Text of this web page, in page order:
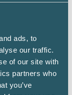
ads, to
our traffic.
of our site with
partners who
you’ve